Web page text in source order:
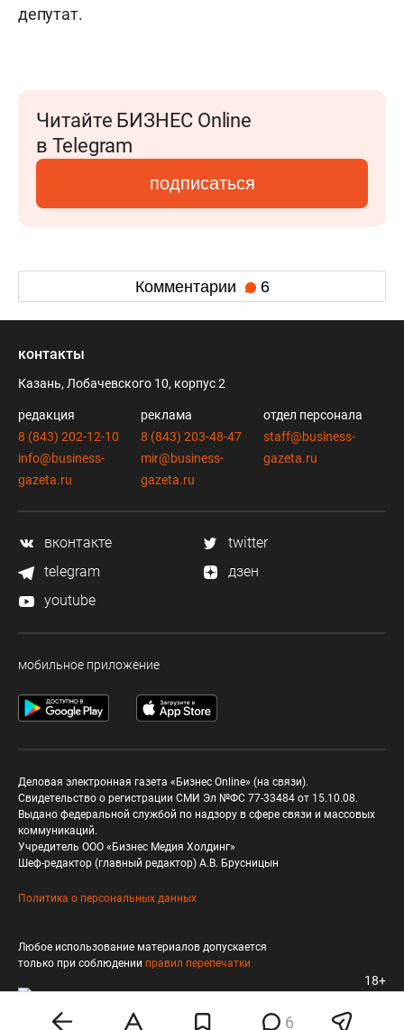
депутат.
Читайте БИЗНЕС Online
в Telegram
подписаться
Комментарии 6
6
контакты
Казань, Лобачевского 10, корпус 2
редакция
8 (843) 202-12-10
info@business-
gazeta.ru
реклама
8 (843) 203-48-47
mir@business-
gazeta.ru
отдел персонала
staff@business-
gazeta.ru
вконтакте
twitter
telegram
дзен
youtube
мобильное приложение
Деловая электронная газета «Бизнес Online» (на связи).
Свидетельство о регистрации СМИ Эл №ФС 77-33484 от 15.10.08.
Выдано федеральной службой по надзору в сфере связи и массовых
коммуникаций.
Учредитель ООО «Бизнес Медия Холдинг»
Шеф-редактор (главный редактор) А.В. Брусницын
Политика о персональных данных
Любое использование материалов допускается
только при соблюдении правил перепечатки
18+